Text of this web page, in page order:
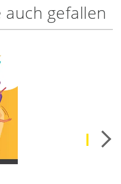
gefallen